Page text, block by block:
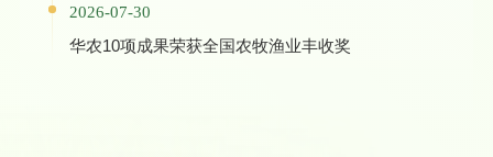
2026-07-30
华农10项成果荣获全国农牧渔业丰收奖